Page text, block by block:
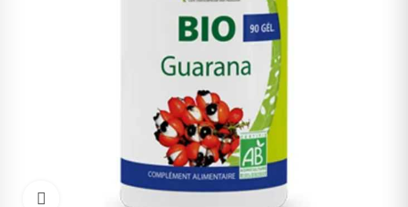
Cliquez pour agrandir